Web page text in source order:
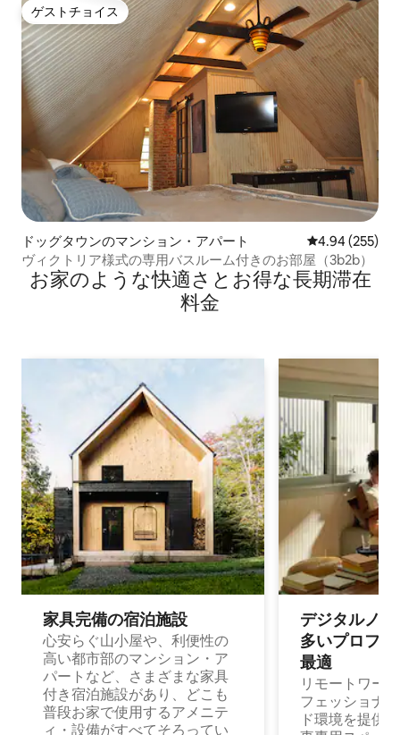
ゲストチョイス
ゲストチョイス
ドッグタウンのマンション・アパート レビュー255
4.94 (255)
ヴィクトリア様式の専用バスルーム付きのお部屋（3b2b）
お家のような快⁠適⁠さ⁠とお⁠得⁠な長⁠期⁠滞⁠在
料⁠金
家具完備の宿⁠泊⁠施⁠設
心安らぐ山小屋や、利便性の
高い都市部のマンション・ア
パートなど、さまざまな家具
付き宿泊施設があり、どこも
普段お家で使用するアメニテ
ィ・設備がすべてそろってい
デジタルノ
多⁠いプ⁠ロ⁠フ⁠
最⁠適
リモートワー
フェッショナ
ド環境を提供